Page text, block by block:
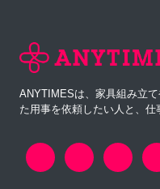
ANYTIMESは、家具組み立
た用事を依頼したい人と、仕